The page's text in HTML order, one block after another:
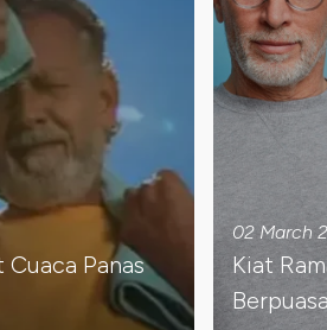
Cuaca Panas
02 March
Kiat
Berpuasa